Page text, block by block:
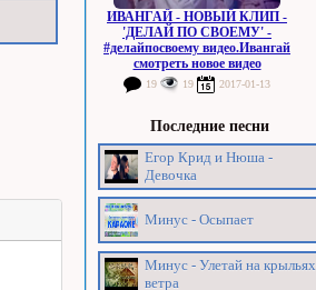
ИВАНГАЙ - НОВЫЙ КЛИП -
'ДЕЛАЙ ПО СВОЕМУ' -
#делайпосвоему видео.Ивангай
смотреть новое видео
19 19 2017-01-13
Последние песни
Егор Крид и Нюша -
Девочка
Минус - Осыпает
Минус - Улетай на крыльях
ветра